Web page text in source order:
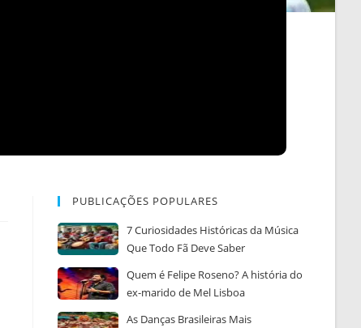
PUBLICAÇÕES POPULARES
7 Curiosidades Históricas da Música
Que Todo Fã Deve Saber
Quem é Felipe Roseno? A história do
ex-marido de Mel Lisboa
As Danças Brasileiras Mais